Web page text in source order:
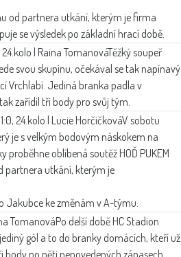
od partnera utkání, kterým je firma
se výsledek po základní hrací době.
24.kolo | Raina TomanováTěžký soupeř
svou skupinu, očekával se tak napínavý
Vrchlabí. Jediná branka padla v
zařídil tři body pro svůj tým.
24.kolo | Lucie HorčičkováV sobotu
je s velkým bodovým náskokem na
oblíbená soutěž HOĎ PUKEM
partnera utkání, kterým je
Jakubce ke změnám v A-týmu.
TomanováPo delší době HC Stadion
gól a to do branky domácích, kteří už
po pěti nepovedených zápasech.